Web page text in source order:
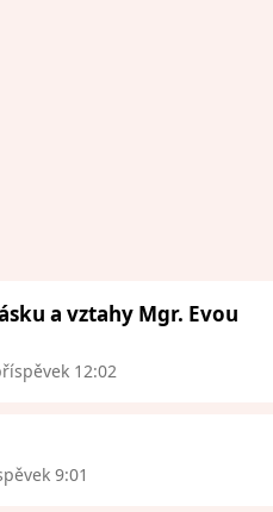
a vztahy Mgr. Evou
12:02
9:01